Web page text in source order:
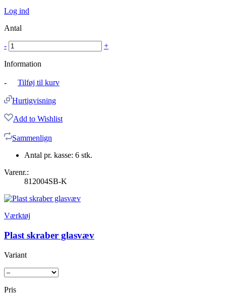
Log ind
Antal
- +
Information
- Tilføj til kurv
Hurtigvisning
Add to Wishlist
Sammenlign
Antal pr. kasse: 6 stk.
Varenr.:
812004SB-K
Værktøj
Plast skraber glasvæv
Variant
Pris